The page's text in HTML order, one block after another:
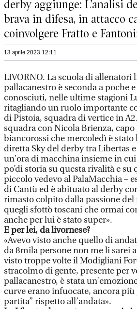
derby aggiunge: L’analisi
brava in difesa, in attacco
coinvolgere Fratto e
13 aprile 2023 12:11
LIVORNO. La scuola di allenatori
pallacanestro è seconda a poche
conosciuti, nelle ultime stagioni
ritagliando un ruolo importante
di Pistoia, squadra di vertice in
squadra con Nicola Brienza,
biancorossi che mercoledì è stato
diretta Sky del derby tra Libertas
un’ora di macchina insieme in
po’di storia su questa rivalità e su
piccolo vedevo al PalaMacchia –
di Cantù ed è abituato al derby
rimasto colpito dalla passione
quegli sfottò toscani che ormai
anche per lui è stato super».
E per lei, da livornese?
«Avevo visto anche quello di
da 8mila persone non me li sarei
visto troppe volte il Modigliani
stracolmo di gente, presente per
pallacanestro, è stata
curve erano infuocate, ancora più
partita” rispetto all’andata».